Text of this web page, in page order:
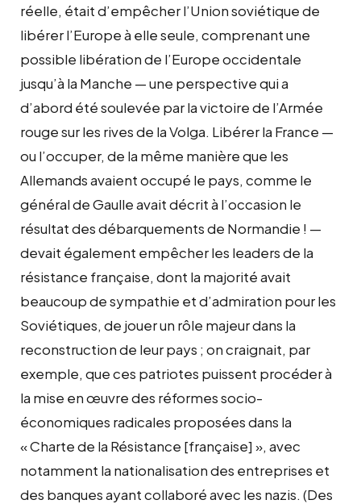
réelle, était d’empêcher l’Union soviétique de
libérer l’Europe à elle seule, comprenant une
possible libération de l’Europe occidentale
jusqu’à la Manche — une perspective qui a
d’abord été soulevée par la victoire de l’Armée
rouge sur les rives de la Volga. Libérer la France —
ou l’occuper, de la même manière que les
Allemands avaient occupé le pays, comme le
général de Gaulle avait décrit à l’occasion le
résultat des débarquements de Normandie ! —
devait également empêcher les leaders de la
résistance française, dont la majorité avait
beaucoup de sympathie et d’admiration pour les
Soviétiques, de jouer un rôle majeur dans la
reconstruction de leur pays ; on craignait, par
exemple, que ces patriotes puissent procéder à
la mise en œuvre des réformes socio-
économiques radicales proposées dans la
« Charte de la Résistance [française] », avec
notamment la nationalisation des entreprises et
des banques ayant collaboré avec les nazis. (Des